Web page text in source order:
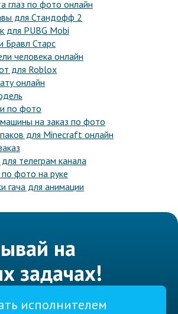
глаз по фото онлайн
для Стандофф 2
для PUBG Mobi
Бравл Старс
человека онлайн
для Roblox
онлайн
по фото
на заказ по фото
для Minecraft онлайн
телеграм канала
по фото на руке
гача для анимации
на
задачах!
исполнителем